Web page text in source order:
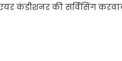
कंडीशनर की सर्विसिंग